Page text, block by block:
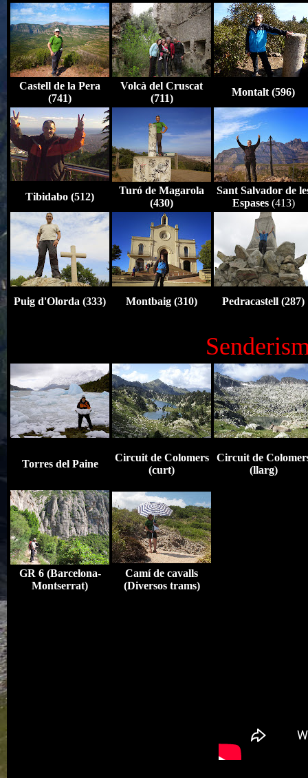
Castell de la Pera
(741)
Volcà del Cruscat
(711)
Montalt (596)
Tibidabo (512)
Turó de Magarola
(430)
Sant Salvador de
Espases (413)
Puig d'Olorda (333) Montbaig (310) Pedracastell (287)
Torres del Paine
Circuit de Colomers
(curt)
Circuit de
(llarg)
GR 6 (Barcelona-
Montserrat)
Camí de cavalls
(Diversos trams)